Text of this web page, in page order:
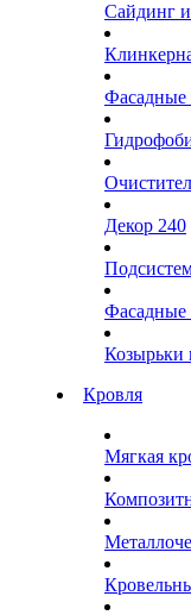
Сайдинг
Фасадные
Декор 240
Фасадные
Козырьки
Кровля
Мягкая